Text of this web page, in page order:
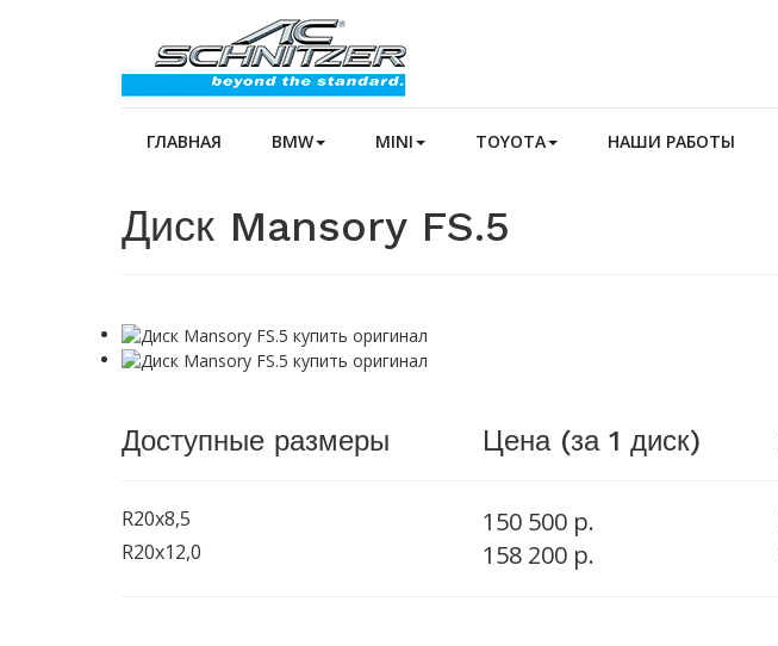
ГЛАВНАЯ BMW MINI TOYOTA НАШИ РАБОТЫ
Диск Mansory FS.5
Доступные размеры Цена (за 1 диск)
R20x8,5 150 500 р.
R20x12,0
158 200 р.